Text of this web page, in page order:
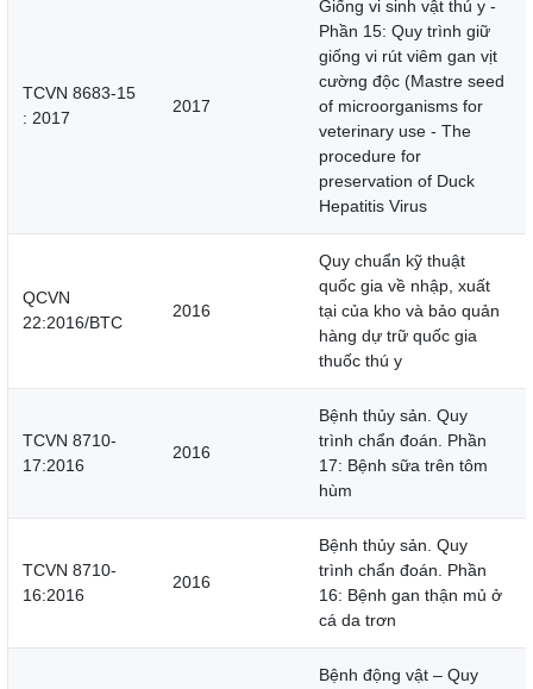
TCVN 8683-15
: 2017
2017
Giống vi sinh vật thú y -
Phần 15: Quy trình giữ
giống vi rút viêm gan vịt
cường độc (Mastre seed
of microorganisms for
veterinary use - The
procedure for
preservation of Duck
Hepatitis Virus
QCVN
22:2016/BTC
2016
Quy chuẩn kỹ thuật
quốc gia về nhập, xuất
tại của kho và bảo quản
hàng dự trữ quốc gia
thuốc thú y
TCVN 8710-
17:2016
2016
Bệnh thủy sản. Quy
trình chẩn đoán. Phần
17: Bệnh sữa trên tôm
hùm
TCVN 8710-
16:2016
2016
Bệnh thủy sản. Quy
trình chẩn đoán. Phần
16: Bệnh gan thận mủ ở
cá da trơn
Bệnh động vật – Quy